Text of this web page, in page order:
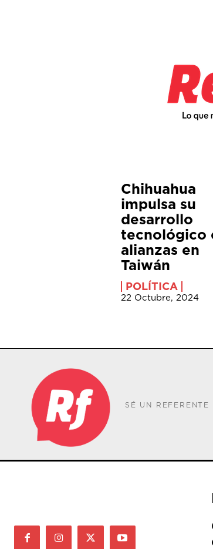
Chihuahua
impulsa su
desarrollo
tecnológico
alianzas en
Taiwán
POLÍTICA
22 Octubre, 2024
SÉ UN REFERENTE